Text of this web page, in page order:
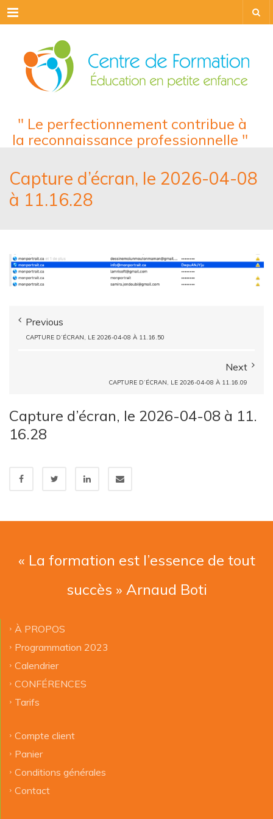
Menu
" Le perfectionnement contribue à
la reconnaissance professionnelle "
Capture d’écran, le 2026-04-08
à 11.16.28
Previous
CAPTURE D’ÉCRAN, LE 2026-04-08 À 11.16.50
Next
CAPTURE D’ÉCRAN, LE 2026-04-08 À 11.16.09
Capture d’écran, le 2026-04-08 à 11.
16.28
« La formation est l’essence de tout
succès » Arnaud Boti
À PROPOS
Programmation 2023
Calendrier
CONFÉRENCES
Tarifs
Compte client
Panier
Conditions générales
Contact